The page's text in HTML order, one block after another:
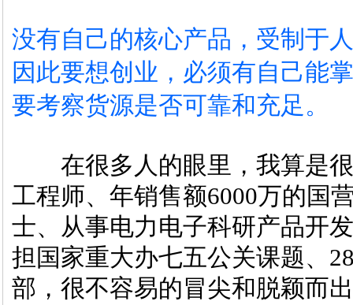
没有自己的核心产品，受制于
因此要想创业，必须有自己能
要考察货源是否可靠和充足。
在很多人的眼里，我算是很
工程师、年销售额6000万的国
士、从事电力电子科研产品开
担国家重大办七五公关课题、
部，很不容易的冒尖和脱颖而